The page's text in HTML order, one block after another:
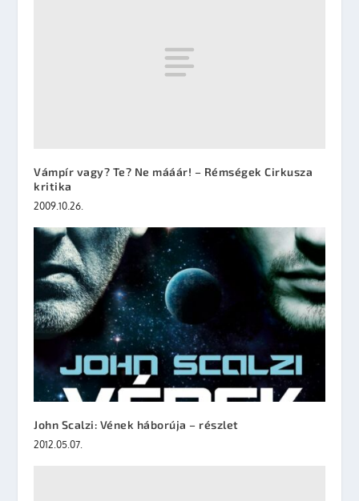
Vámpír vagy? Te? Ne mááár! – Rémségek Cirkusza
kritika
2009.10.26.
John Scalzi: Vének háborúja – részlet
2012.05.07.